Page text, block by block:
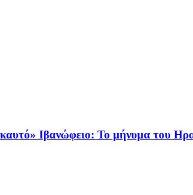
Ιβανώφειο: Το μήνυμα του